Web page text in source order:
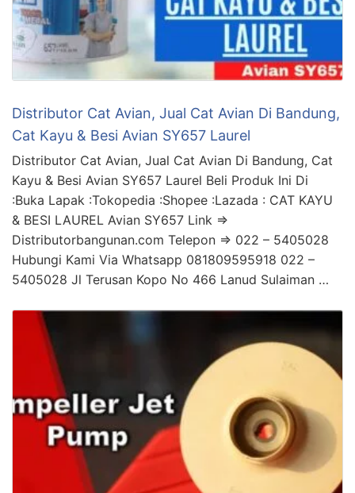
Distributor Cat Avian, Jual Cat Avian Di Bandung,
Cat Kayu & Besi Avian SY657 Laurel
Distributor Cat Avian, Jual Cat Avian Di Bandung, Cat
Kayu & Besi Avian SY657 Laurel Beli Produk Ini Di
:Buka Lapak :Tokopedia :Shopee :Lazada : CAT KAYU
& BESI LAUREL Avian SY657 Link =>
Distributorbangunan.com Telepon => 022 – 5405028
Hubungi Kami Via Whatsapp 081809595918 022 –
5405028 Jl Terusan Kopo No 466 Lanud Sulaiman …